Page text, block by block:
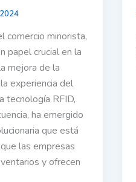
comercio minorista,
papel crucial en la
mejora de la
experiencia del
tecnología RFID,
ha emergido
que está
las empresas
y ofrecen